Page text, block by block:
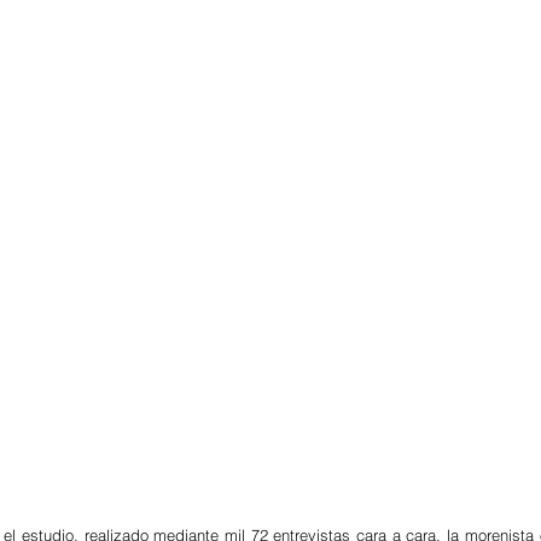
estudio, realizado mediante mil 72 entrevistas cara a cara, la morenista